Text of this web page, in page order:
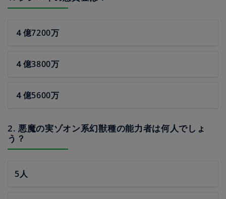
４億7200万
４億3800万
４億5600万
2. 悪魔の実ゾオン系幻獣種の能力者は何人でしょ
う？
5人